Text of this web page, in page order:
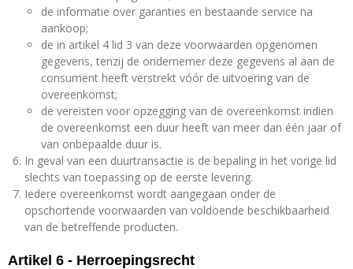
de informatie over garanties en bestaande service na
aankoop;
de in artikel 4 lid 3 van deze voorwaarden opgenomen
gegevens, tenzij de ondernemer deze gegevens al aan de
consument heeft verstrekt vóór de uitvoering van de
overeenkomst;
de vereisten voor opzegging van de overeenkomst indien
de overeenkomst een duur heeft van meer dan één jaar of
van onbepaalde duur is.
In geval van een duurtransactie is de bepaling in het vorige lid
slechts van toepassing op de eerste levering.
Iedere overeenkomst wordt aangegaan onder de
opschortende voorwaarden van voldoende beschikbaarheid
van de betreffende producten.
Artikel 6 - Herroepingsrecht